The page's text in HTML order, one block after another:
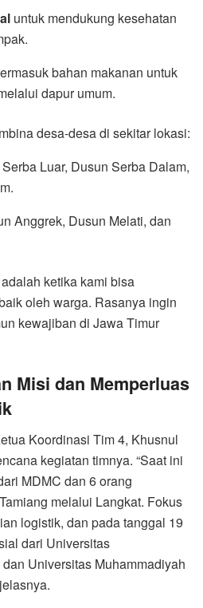
untuk mendukung kesehatan
bahan makanan untuk
dapur umum.
desa-desa di sekitar lokasi:
Luar, Dusun Serba Dalam,
Anggrek, Dusun Melati, dan
ketika kami bisa
oleh warga. Rasanya ingin
kewajiban di Jawa Timur
Misi dan Memperluas
Koordinasi Tim 4, Khusnul
kegiatan timnya. “Saat ini
MDMC dan 6 orang
melalui Langkat. Fokus
logistik, dan pada tanggal 19
dari Universitas
Universitas Muhammadiyah